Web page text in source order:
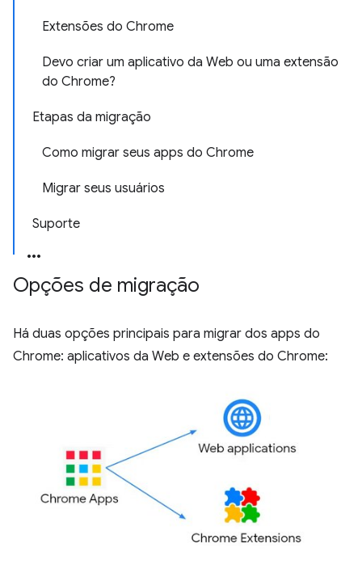
Extensões do Chrome
Devo criar um aplicativo da Web ou uma extensão
do Chrome?
Etapas da migração
Como migrar seus apps do Chrome
Migrar seus usuários
Suporte
Opções de migração
Há duas opções principais para migrar dos apps do
Chrome: aplicativos da Web e extensões do Chrome: